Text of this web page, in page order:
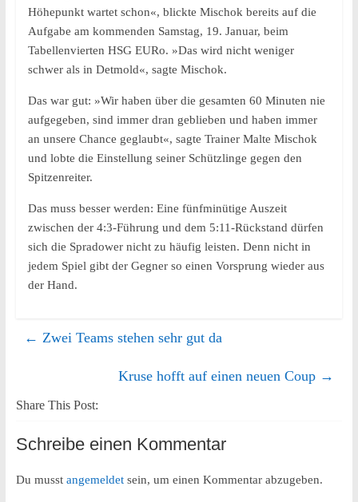
Höhepunkt wartet schon«, blickte Mischok bereits auf die
Aufgabe am kommenden Samstag, 19. Januar, beim
Tabellenvierten HSG EURo. »Das wird nicht weniger
schwer als in Detmold«, sagte Mischok.
Das war gut: »Wir haben über die gesamten 60 Minuten nie
aufgegeben, sind immer dran geblieben und haben immer
an unsere Chance geglaubt«, sagte Trainer Malte Mischok
und lobte die Einstellung seiner Schützlinge gegen den
Spitzenreiter.
Das muss besser werden: Eine fünfminütige Auszeit
zwischen der 4:3-Führung und dem 5:11-Rückstand dürfen
sich die Spradower nicht zu häufig leisten. Denn nicht in
jedem Spiel gibt der Gegner so einen Vorsprung wieder aus
der Hand.
← Zwei Teams stehen sehr gut da
Kruse hofft auf einen neuen Coup →
Share This Post:
Schreibe einen Kommentar
Du musst angemeldetsein, um einen Kommentar abzugeben.